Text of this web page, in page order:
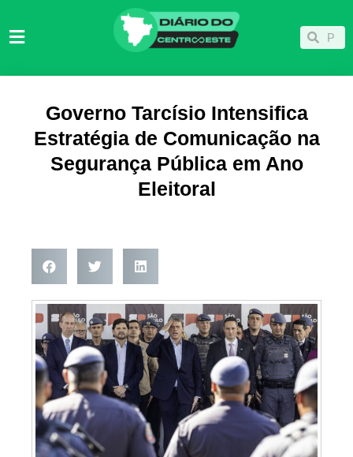
para
Pesquisar
Governo Tarcísio Intensifica
Estratégia de Comunicação na
Segurança Pública em Ano
Eleitoral